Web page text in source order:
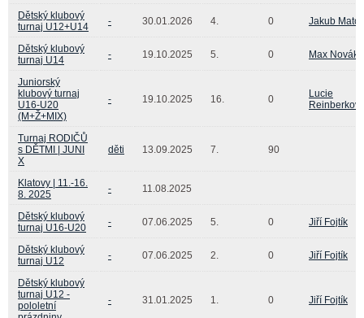
Dětský klubový
turnaj U12+U14
- 30.01.2026 4. 0 Jakub
Dětský klubový
turnaj U14
- 19.10.2025 5. 0 Max Novák
Juniorský
klubový turnaj
U16-U20
(M+Ž+MIX)
- 19.10.2025 16. 0
Lucie
Turnaj RODIČŮ
s DĚTMI | JUNI
X
děti 13.09.2025 7. 90
Klatovy | 11.-16.
8. 2025
- 11.08.2025
Dětský klubový
turnaj U16-U20
- 07.06.2025 5. 0 Jiří Fojtík
Dětský klubový
turnaj U12
- 07.06.2025 2. 0 Jiří Fojtík
Dětský klubový
turnaj U12 -
pololetní
- 31.01.2025 1. 0 Jiří Fojtík